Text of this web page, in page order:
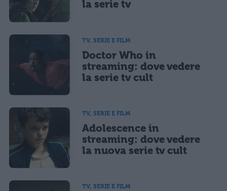
la serie tv
TV, SERIE E FILM
Doctor Who in
streaming: dove vedere
la serie tv cult
TV, SERIE E FILM
Adolescence in
streaming: dove vedere
la nuova serie tv cult
TV, SERIE E FILM